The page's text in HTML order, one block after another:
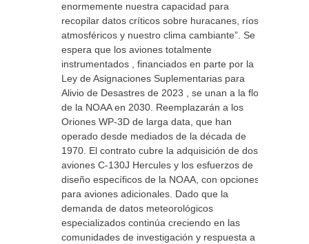
enormemente nuestra capacidad para
recopilar datos críticos sobre huracanes, ríos
atmosféricos y nuestro clima cambiante”. Se
espera que los aviones totalmente
instrumentados , financiados en parte por la
Ley de Asignaciones Suplementarias para
Alivio de Desastres de 2023 , se unan a la flota
de la NOAA en 2030. Reemplazarán a los
Oriones WP-3D de larga data, que han
operado desde mediados de la década de
1970. El contrato cubre la adquisición de dos
aviones C-130J Hercules y los esfuerzos de
diseño específicos de la NOAA, con opciones
para aviones adicionales. Dado que la
demanda de datos meteorológicos
especializados continúa creciendo en las
comunidades de investigación y respuesta a